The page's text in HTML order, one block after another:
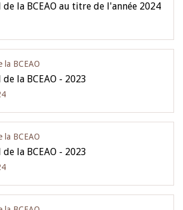
la BCEAO au titre de l'année 2024
la BCEAO
la BCEAO - 2023
la BCEAO
la BCEAO - 2023